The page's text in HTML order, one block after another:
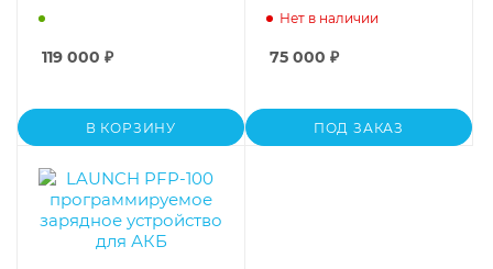
119 000 ₽
В КОРЗИНУ
Нет в наличии
75 000 ₽
ПОД ЗАКАЗ